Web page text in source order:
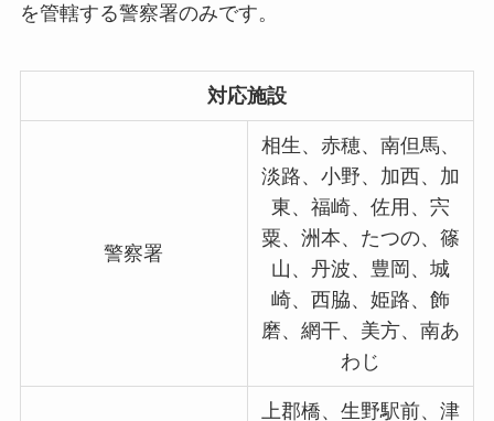
を管轄する警察署のみです。
対応施設
警察署
相生、赤穂、南但馬、
淡路、小野、加西、加
東、福崎、佐用、宍
粟、洲本、たつの、篠
山、丹波、豊岡、城
崎、西脇、姫路、飾
磨、網干、美方、南あ
わじ
上郡橋、生野駅前、津